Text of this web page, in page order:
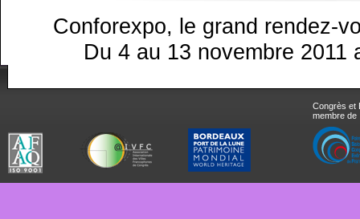
Conforexpo, le grand rendez-
Du 4 au 13 novembre
Congrès et
membre de